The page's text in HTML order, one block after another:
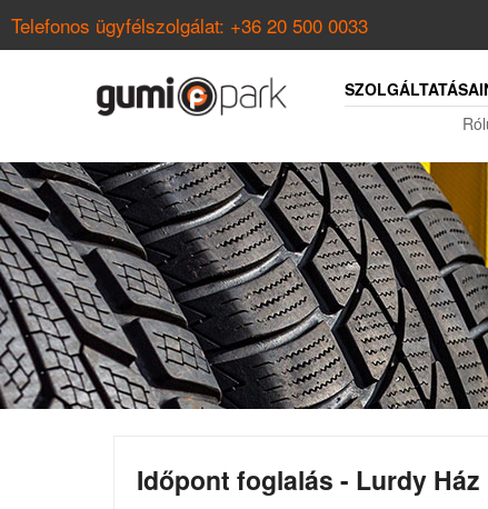
Telefonos ügyfélszolgálat: +36 20 500 0033
Időpont foglalás - Lurdy Ház